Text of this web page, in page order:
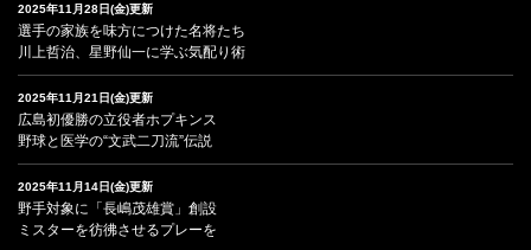
2025年11月28日(金)更新
選手の家族を味方につけた名将たち
川上哲治、星野仙一に学ぶ気配り術
2025年11月21日(金)更新
広島初優勝の立役者ホプキンス
野球と医学の“文武二刀流”伝説
2025年11月14日(金)更新
野手対象に「長嶋茂雄賞」創設
ミスターを彷彿させるプレーを